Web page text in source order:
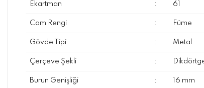
Ekartman : 61
Cam Rengi : Füme
Gövde Tipi : Metal
Çerçeve Şekli :
Burun Genişliği : 16 mm